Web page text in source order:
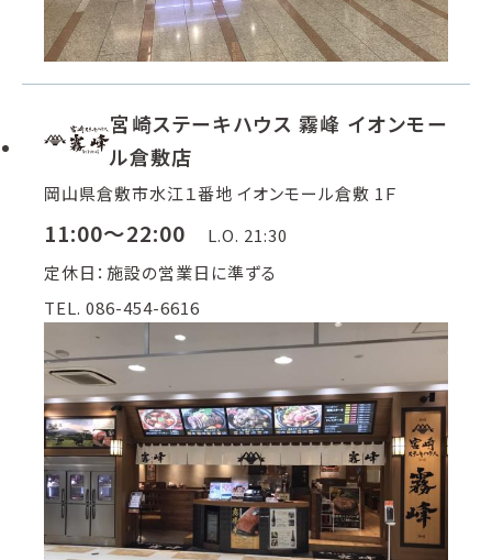
宮崎ステーキハウス 霧峰 イオンモー
ル倉敷店
岡山県倉敷市水江１番地 イオンモール倉敷 1Ｆ
11:00～22:00
L.O. 21:30
定休日：施設の営業日に準ずる
TEL. 086-454-6616